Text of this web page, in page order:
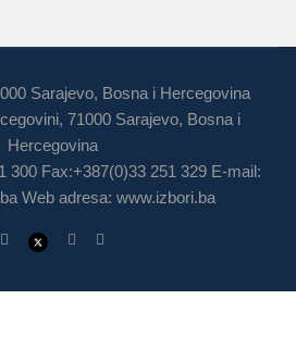
Sarajevo, Bosna i Hercegovina
71000 Sarajevo, Bosna i
Hercegovina
300 Fax:+387(0)33 251 329 E-mail:
Web adresa: www.izbori.ba